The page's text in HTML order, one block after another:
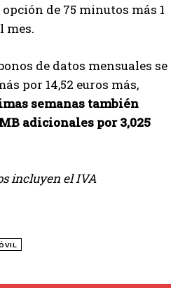
de 75 minutos más 1
mes.
de datos mensuales se
por 14,52 euros más,
semanas también
adicionales por 3,025
incluyen el IVA